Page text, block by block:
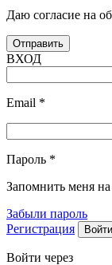
Даю согласие на
ВХОД
Email *
Пароль *
Запомнить меня
Забыли пароль
Регистрация
Войти через